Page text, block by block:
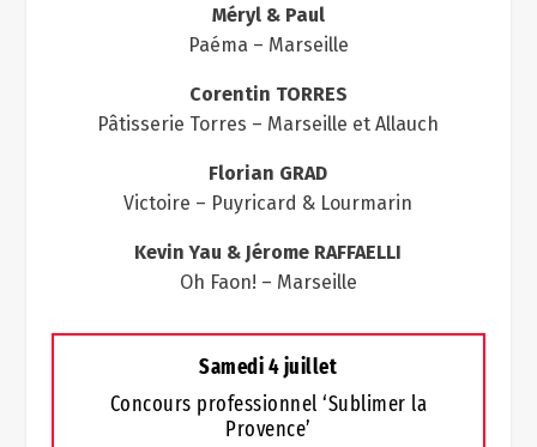
Méryl & Paul
Paéma – Marseille
Corentin TORRES
Pâtisserie Torres – Marseille et Allauch
Florian GRAD
Victoire – Puyricard & Lourmarin
Kevin Yau & Jérome RAFFAELLI
Oh Faon! – Marseille
Samedi 4 juillet
Concours professionnel ‘Sublimer la
Provence’